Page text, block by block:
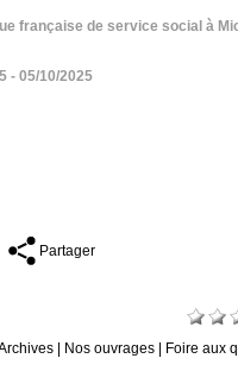
française de service social à
- 05/10/2025
Partager
Nos ouvrages Foire aux